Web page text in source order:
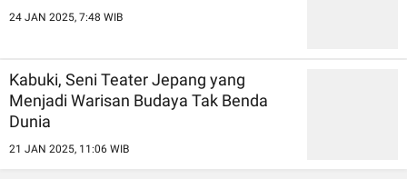
24 JAN 2025, 7:48 WIB
Kabuki, Seni Teater Jepang yang
Menjadi Warisan Budaya Tak Benda
Dunia
21 JAN 2025, 11:06 WIB